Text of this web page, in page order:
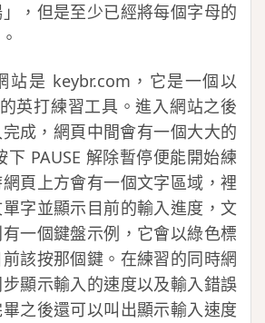
，但是至少已經將每個字母的
站是 keybr.com，它是一個以
英打練習工具。進入網站之後
成，網頁中間會有一個大大的
下 PAUSE 解除暫停便能開始練
頁上方會有一個文字區域，裡
字並顯示目前的輸入進度，文
一個鍵盤示例，它會以綠色標
該按那個鍵。在練習的同時網
顯示輸入的速度以及輸入錯誤
之後還可以叫出顯示輸入速度